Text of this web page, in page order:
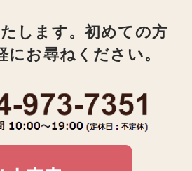
します。初めての方
にお尋ねください。